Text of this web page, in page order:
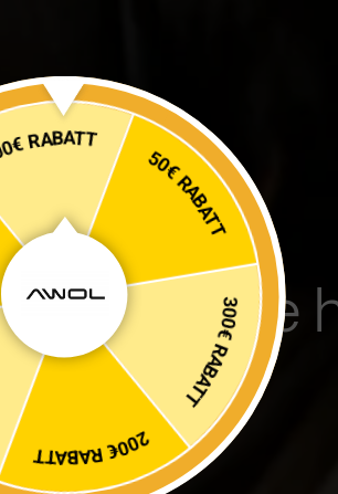
can we
100€ RABATT
50€ RABATT
300€ RABATT
RABATT